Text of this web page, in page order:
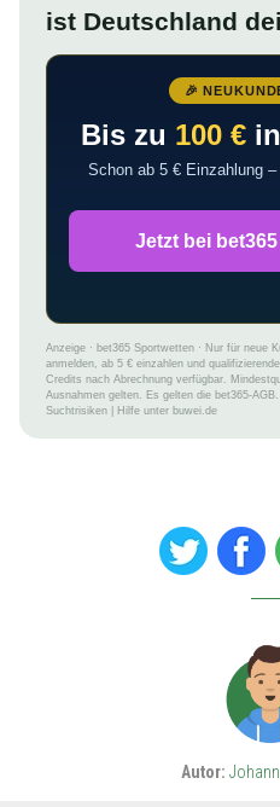
ist Deutschland
🎉
Bis zu 100 €in
Schon ab 5 € Einzahlung –
Jetzt bei
Anzeige · bet365 Sportwetten · Nur für neue
anmelden, ab 5 € einzahlen und
Credits nach Abrechnung verfügbar.
Ausnahmen gelten. Es gelten die bet365-
Suchtrisiken | Hilfe unter buwei.de
Autor: